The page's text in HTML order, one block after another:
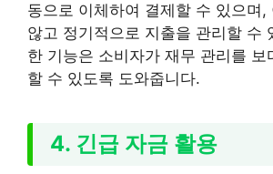
동으로 이체하여 결제할 수 있으며,
않고 정기적으로 지출을 관리할 수
한 기능은 소비자가 재무 관리를 보
할 수 있도록 도와줍니다.
4. 긴급 자금 활용